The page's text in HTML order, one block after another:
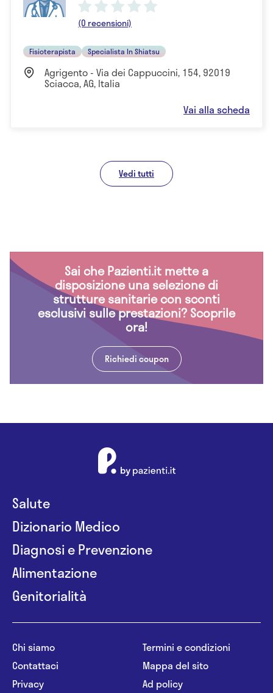
(0 recensioni)
Fisioterapista Specialista In Shiatsu
Agrigento - Via dei Cappuccini, 154, 92019
Sciacca, AG, Italia
Vai alla scheda
Vedi tutti
Sai che Pazienti.it mette a
disposizione una selezione di
strutture sanitarie con sconti
esclusivi sulle prestazioni? Scoprile
ora!
Richiedi coupon
Salute
Dizionario Medico
Diagnosi e Prevenzione
Alimentazione
Genitorialità
Chi siamo
Contattaci
Privacy
Termini e condizioni
Mappa del sito
Ad policy